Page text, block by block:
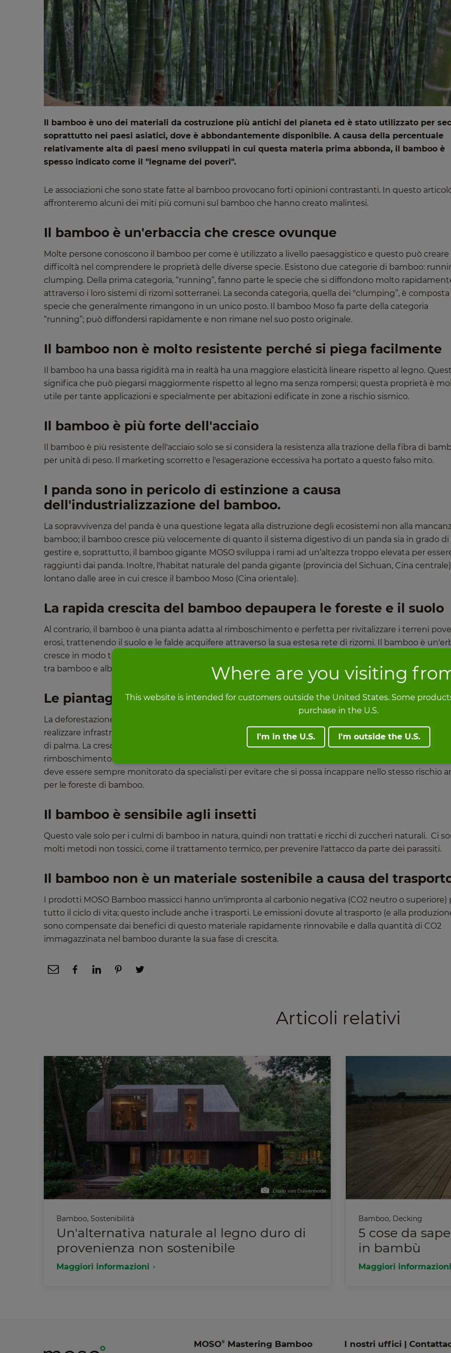
Where are you visiting
This website is intended for customers outside the United States. Some
purchase in the U.S.
I'm in the U.S. I'm outside the U.S.
Il bamboo è uno dei materiali da costruzione più antichi del pianeta ed è stato utilizzato per
soprattutto nei paesi asiatici, dove è abbondantemente disponibile. A causa della percentuale
relativamente alta di paesi meno sviluppati in cui questa materia prima abbonda, il bamboo è
spesso indicato come il "legname dei poveri".
Le associazioni che sono state fatte al bamboo provocano forti opinioni contrastanti. In questo
affronteremo alcuni dei miti più comuni sul bamboo che hanno creato malintesi.
Il bamboo è un'erbaccia che cresce ovunque
Molte persone conoscono il bamboo per come è utilizzato a livello paesaggistico e questo può creare
difficoltà nel comprendere le proprietà delle diverse specie. Esistono due categorie di bamboo:
clumping. Della prima categoria, “running”, fanno parte le specie che si diffondono molto
attraverso i loro sistemi di rizomi sotterranei. La seconda categoria, quella dei "clumping”, è composta
specie che generalmente rimangono in un unico posto. Il bamboo Moso fa parte della categoria
“running”; può diffondersi rapidamente e non rimane nel suo posto originale.
Il bamboo non è molto resistente perché si piega facilmente
Il bamboo ha una bassa rigidità ma in realtà ha una maggiore elasticità lineare rispetto al legno.
significa che può piegarsi maggiormente rispetto al legno ma senza rompersi; questa proprietà è
utile per tante applicazioni e specialmente per abitazioni edificate in zone a rischio sismico.
Il bamboo è più forte dell'acciaio
Il bamboo è più resistente dell'acciaio solo se si considera la resistenza alla trazione della fibra di
per unità di peso. Il marketing scorretto e l'esagerazione eccessiva ha portato a questo falso mito.
I panda sono in pericolo di estinzione a causa
dell'industrializzazione del bamboo.
La sopravvivenza del panda è una questione legata alla distruzione degli ecosistemi non alla
bamboo; il bamboo cresce più velocemente di quanto il sistema digestivo di un panda sia in grado di
gestire e, soprattutto, il bamboo gigante MOSO sviluppa i rami ad un’altezza troppo elevata per
raggiunti dai panda. Inoltre, l'habitat naturale del panda gigante (provincia del Sichuan, Cina
lontano dalle aree in cui cresce il bamboo Moso (Cina orientale).
La rapida crescita del bamboo depaupera le foreste e il suolo
Al contrario, il bamboo è una pianta adatta al rimboschimento e perfetta per rivitalizzare i terreni
erosi, trattenendo il suolo e le falde acquifere attraverso la sua estesa rete di rizomi. Il bamboo è
cresce in modo totalmente diverso dagli alberi. Questo aspetto, per certi versi, rende difficile il
tra bamboo e alberi e può portare spesso a malintesi legati alla mancanza di conoscenza.
Le piantagioni di bamboo portano alla deforestazione
La deforestazione tropicale si verifica quando le foreste non sono protette e vengono distrutte per
realizzare infrastrutture, aumentare l'allevamento del bestiame o colture ad alta resa, come la soia o
di palma. La crescita del bamboo, al contrario, deriva dalla naturale espansione delle specie (running)
rimboschimento di terreni degradati, in particolare in India e Cina. Tuttavia, si tratta di un aspetto che
deve essere sempre monitorato da specialisti per evitare che si possa incappare nello stesso rischio
per le foreste di bamboo.
Il bamboo è sensibile agli insetti
Questo vale solo per i culmi di bamboo in natura, quindi non trattati e ricchi di zuccheri naturali. Ci
molti metodi non tossici, come il trattamento termico, per prevenire l'attacco da parte dei parassiti.
Il bamboo non è un materiale sostenibile a causa del
I prodotti MOSO Bamboo massicci hanno un'impronta al carbonio negativa (CO2 neutro o superiore)
tutto il ciclo di vita; questo include anche i trasporti. Le emissioni dovute al trasporto (e alla
sono compensate dai benefici di questo materiale rapidamente rinnovabile e dalla quantità di CO2
immagazzinata nel bamboo durante la sua fase di crescita.
Articoli relativi
Bamboo, Sostenibilità
Un'alternativa naturale al legno duro di
provenienza non sostenibile
Maggiori informazioni
Bamboo, Decking
5 cose da
in bambù
Maggiori informazioni
MOSO® Mastering Bamboo I nostri uffici |